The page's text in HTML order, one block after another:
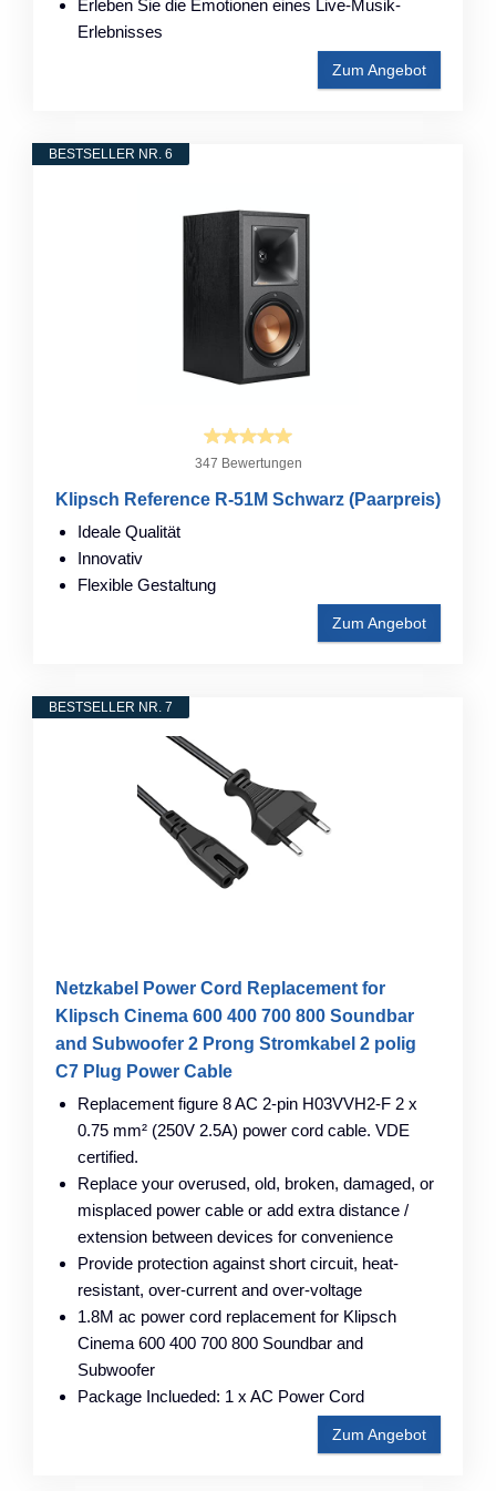
Erleben Sie die Emotionen eines Live-Musik-
Erlebnisses
Zum Angebot
BESTSELLER NR. 6
347 Bewertungen
Klipsch Reference R-51M Schwarz (Paarpreis)
Ideale Qualität
Innovativ
Flexible Gestaltung
Zum Angebot
BESTSELLER NR. 7
Netzkabel Power Cord Replacement for
Klipsch Cinema 600 400 700 800 Soundbar
and Subwoofer 2 Prong Stromkabel 2 polig
C7 Plug Power Cable
Replacement figure 8 AC 2-pin H03VVH2-F 2 x
0.75 mm² (250V 2.5A) power cord cable. VDE
certified.
Replace your overused, old, broken, damaged, or
misplaced power cable or add extra distance /
extension between devices for convenience
Provide protection against short circuit, heat-
resistant, over-current and over-voltage
1.8M ac power cord replacement for Klipsch
Cinema 600 400 700 800 Soundbar and
Subwoofer
Package Inclueded: 1 x AC Power Cord
Zum Angebot